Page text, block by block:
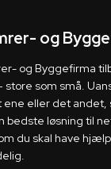
og
og Byggefirma
store som små.
ene eller det
bedste løsning til
du skal have